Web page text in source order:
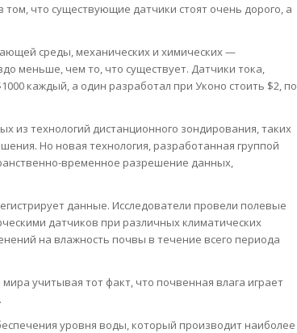
что существующие датчики стоят очень дорого, а
среды, механических и химических —
меньше, чем то, что существует. Датчики тока,
каждый, а один разработал при Уконо стоить $2, по
из технологий дистанционного зондирования, таких
Но новая технология, разработанная группой
временное разрешение данных,
данные. Исследователи провели полевые
датчиков при различных климатических
на влажность почвы в течение всего периода
учитывая тот факт, что почвенная влага играет
уровня воды, который производит наиболее